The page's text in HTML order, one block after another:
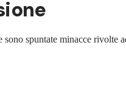
spuntate minacce rivolte